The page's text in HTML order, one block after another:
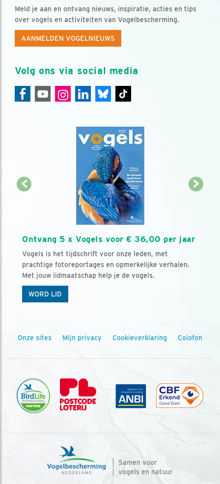
Meld je aan en ontvang nieuws, inspiratie, acties en tips
over vogels en activiteiten van Vogelbescherming.
AANMELDEN VOGELNIEUWS
Volg ons via social media
Ontvang 5 x Vogels voor € 36,00 per jaar
Vogels is het tijdschrift voor onze leden, met
prachtige fotoreportages en opmerkelijke verhalen.
Met jouw lidmaatschap help je de vogels.
WORD LID
Onze sites Mijn privacy Cookieverklaring Colofon
Samen voor
vogels en natuur